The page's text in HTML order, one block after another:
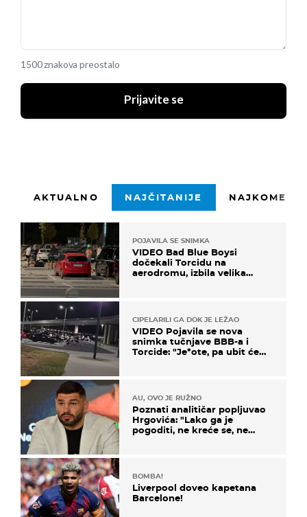
1500 znakova preostalo
Prijavite se
AKTUALNO NAJČITANIJE
POJAVILA SE SNIMKA
VIDEO Bad Blue Boysi
dočekali Torcidu na
aerodromu, izbila velika
CIPELARILI GA DOK JE LEŽAO
VIDEO Pojavila se nova
snimka tučnjave BBB-a i
Torcide: "Je*ote, pa ubit će
AU, OVO JE RUŽNO
Poznati analitičar popljuvao
Hrgovića: "Lako ga je
pogoditi, ne kreće se, ne
BOMBA!
Liverpool doveo kapetana
Barcelone!